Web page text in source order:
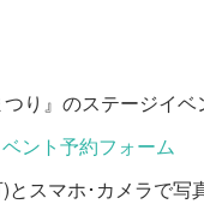
り』のステージイベ
ント予約フォーム
スマホ･カメラで写